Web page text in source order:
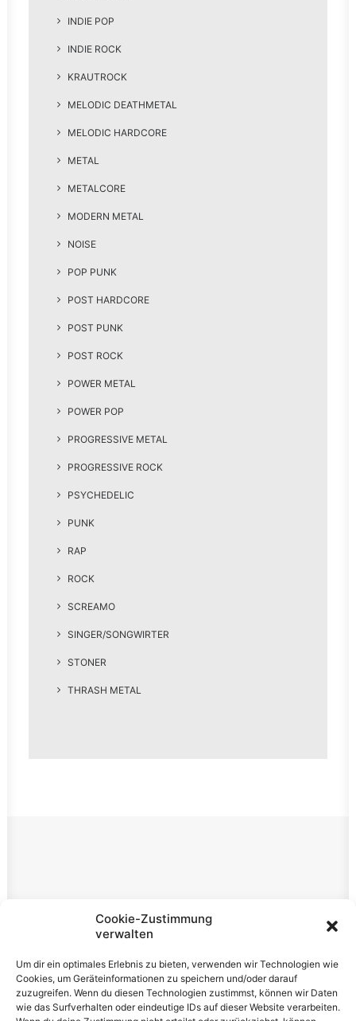
Cookie-Zustimmung
verwalten
Um dir ein optimales Erlebnis zu bieten, verwenden wir Technologien wie
Cookies, um Geräteinformationen zu speichern und/oder darauf
zuzugreifen. Wenn du diesen Technologien zustimmst, können wir Daten
wie das Surfverhalten oder eindeutige IDs auf dieser Website verarbeiten.
INDIE POP
INDIE ROCK
KRAUTROCK
MELODIC DEATHMETAL
MELODIC HARDCORE
METAL
METALCORE
MODERN METAL
NOISE
POP PUNK
POST HARDCORE
POST PUNK
POST ROCK
POWER METAL
POWER POP
PROGRESSIVE METAL
PROGRESSIVE ROCK
PSYCHEDELIC
PUNK
RAP
ROCK
SCREAMO
SINGER/SONGWIRTER
STONER
THRASH METAL
Rechtliches
Datenschutzerklärung
Cookie-Richtlinie (EU)